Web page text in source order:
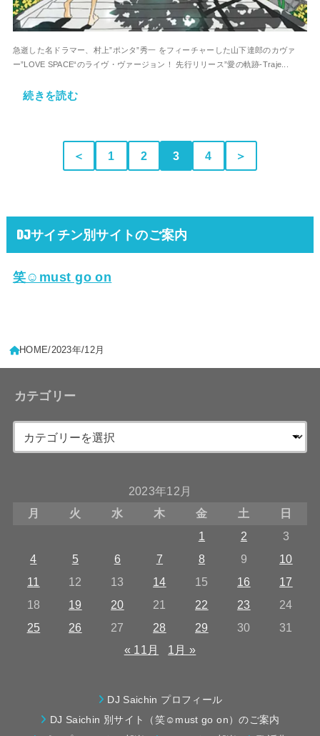
急逝した名ドラマー、村上”ポンタ”秀一 をフィーチャーした山下達郎のカヴァ
ー”LOVE SPACE“のライヴ・ヴァージョン！ 先行リリース”愛の軌跡-Traje...
続きを読む
＜ 1 2 3 4 ＞
DJサイチン別サイトのご案内
笑☺must go on
HOME 2023年 12月
カテゴリー
2023年12月
月
火 水 木 金 土
日
1
2
3
4
5 6 7 8 9
10
11
12 13 14 15 16
17
18
19 20 21 22 23
24
25
26 27 28 29 30
31
« 11月
1月 »
DJ Saichin プロフィール
DJ Saichin 別サイト（笑☺must go on）のご案内